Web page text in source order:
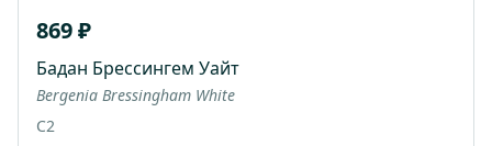
869 ₽
Бадан Брессингем Уайт
Bergenia Bressingham White
C2